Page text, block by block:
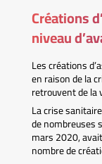
Créations
niveau
Les créations
en raison de la
retrouvent de la
La crise
de nombreuses
mars 2020,
nombre de